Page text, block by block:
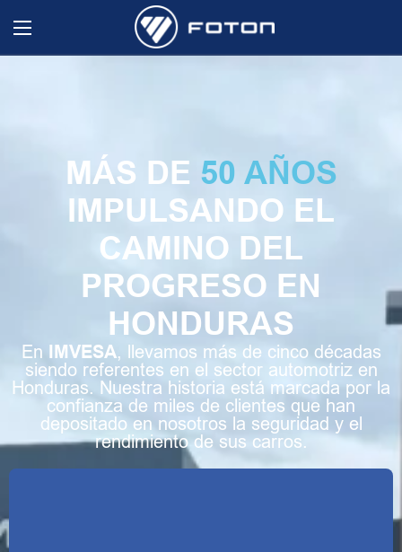
MÁS DE 50 AÑOS
IMPULSANDO EL
CAMINO DEL
PROGRESO EN
HONDURAS
En IMVESA, llevamos más de cinco décadas
siendo referentes en el sector automotriz en
Honduras. Nuestra historia está marcada por la
confianza de miles de clientes que han
depositado en nosotros la seguridad y el
rendimiento de sus carros.